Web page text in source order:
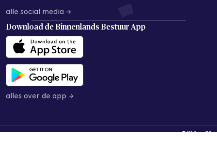
alle social media →
Download de Binnenlands Bestuur App
alles over de app →